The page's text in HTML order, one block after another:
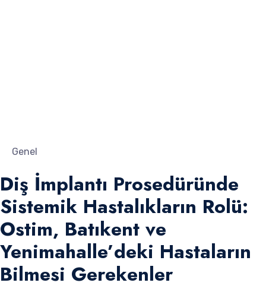
Genel
Diş İmplantı Prosedüründe
Sistemik Hastalıkların Rolü:
Ostim, Batıkent ve
Yenimahalle’deki Hastaların
Bilmesi Gerekenler